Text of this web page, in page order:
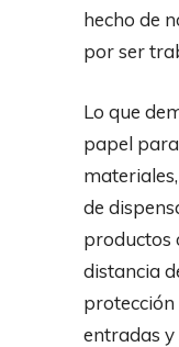
hecho de
por ser
Lo que
papel
de
productos
distancia
protección
entradas y